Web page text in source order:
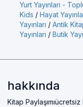
Yurt Yayınları -
Kids / Hayat
Yayınları / Antik
Yayınları / Butik
hakkında
Kitap